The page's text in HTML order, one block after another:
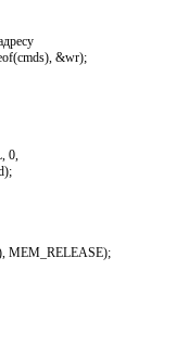
(cmds), &wr);
, 0,
);
, MEM_RELEASE);